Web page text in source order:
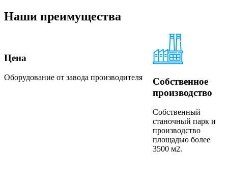
Наши преимущества
Цена
Оборудование от завода производителя
Собственное
производство
Собственный
станочный парк и
производство
площадью более
3500 м2.